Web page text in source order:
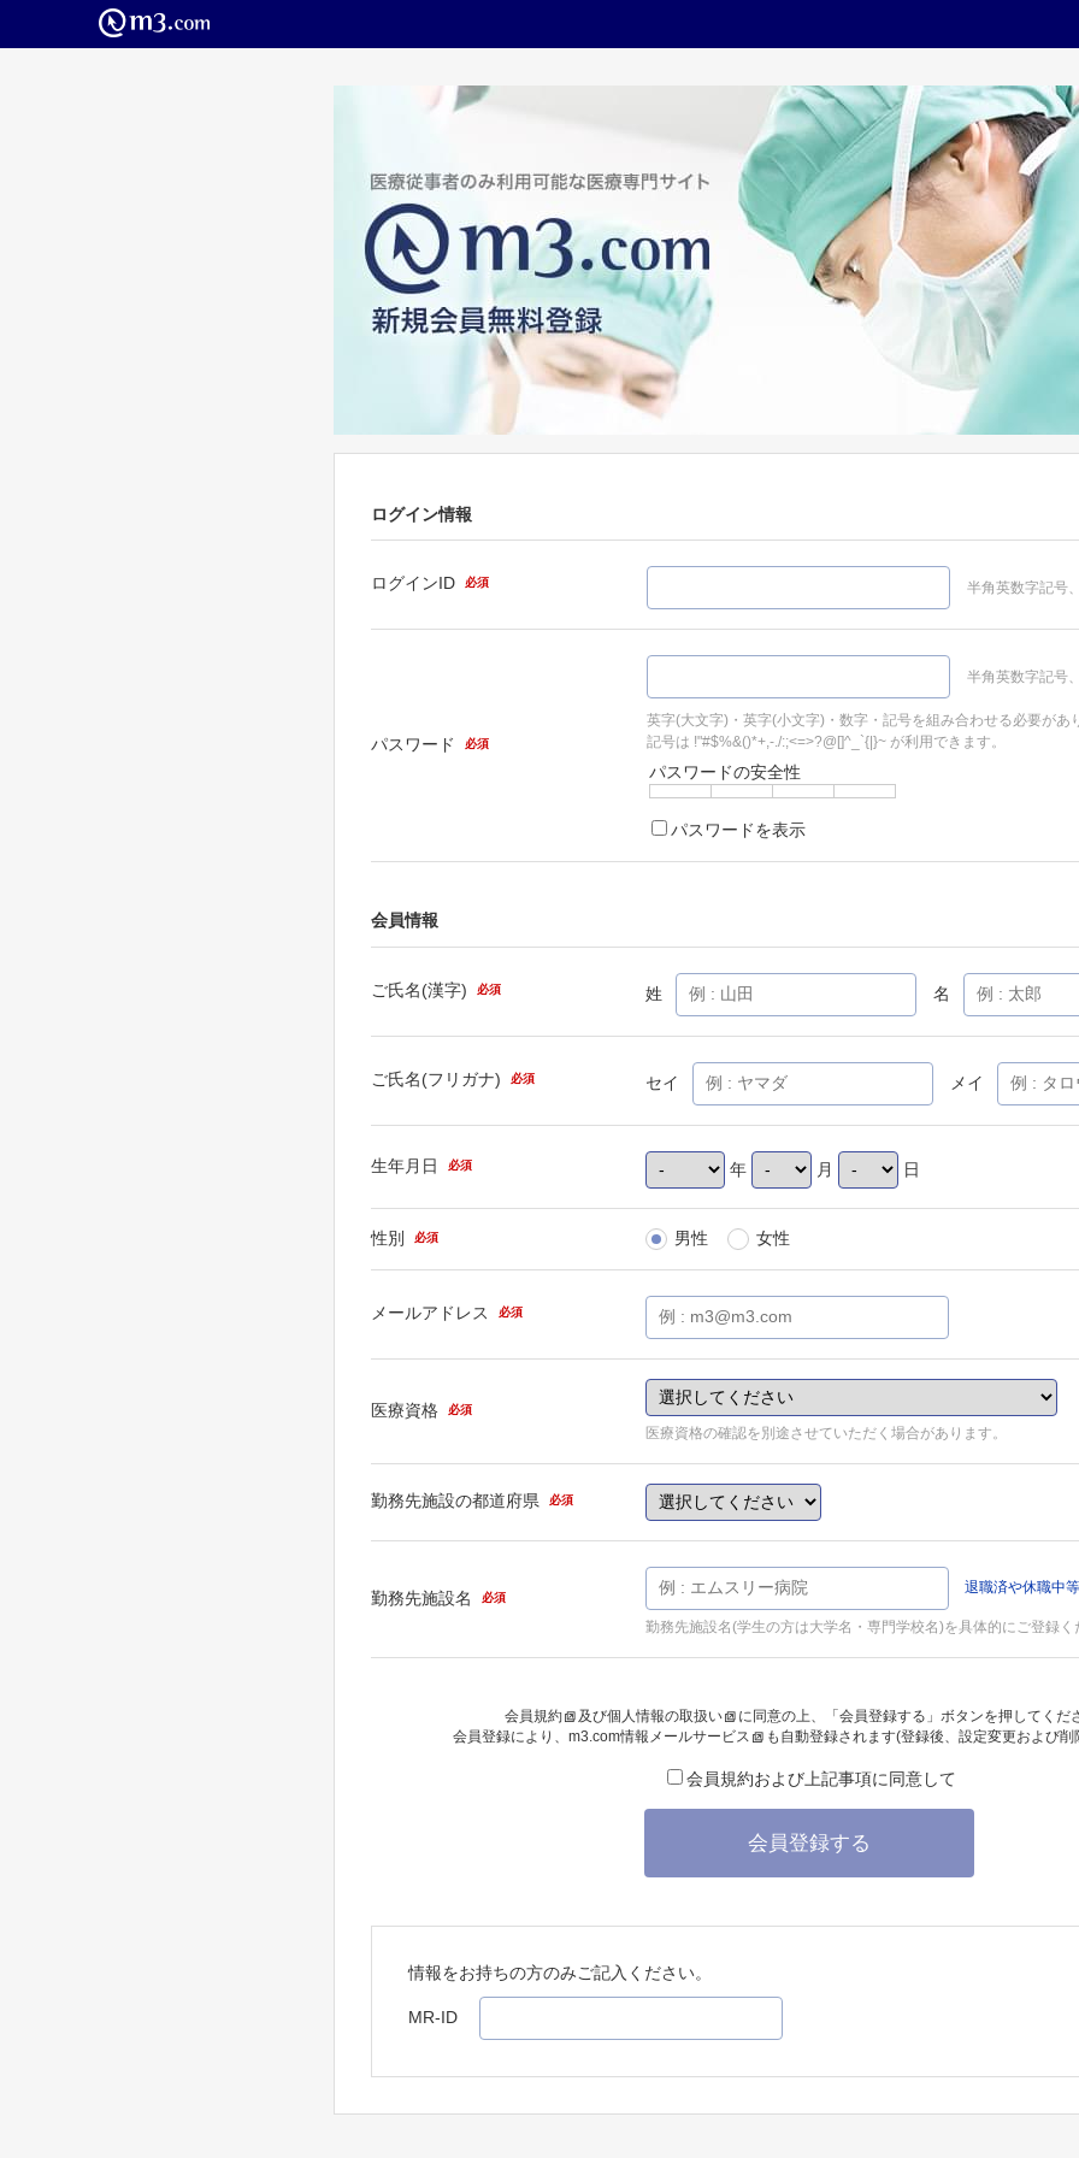
ログイン情報
ログインID 必須 半角英数字記号
パスワード 必須
半角英数字記号
英字(大文字)・英字(小文字)・数字・記号を組み合わせる必要があ
記号は !"#$%&()*+,-./:;<=>?@[]^_`{|}~ が利用できます。
パスワードの安全性
パスワードを表示
会員情報
ご氏名(漢字) 必須 姓 名
ご氏名(フリガナ) 必須 セイ メイ
生年月日 必須 年 月 日
性別 必須 男性 女性
メールアドレス 必須
医療資格 必須
医療資格の確認を別途させていただく場合があります。
勤務先施設の都道府県 必須
勤務先施設名 必須
退職済や休職中
勤務先施設名(学生の方は大学名・専門学校名)を具体的にご登録く
会員規約 及び個人情報の取扱い
に同意の上、「会員登録する」ボタンを押してくだ
会員登録により、 m3.com情報メールサービス も自動登録されます(登録後、設定変更および
会員規約および上記事項に同意して
会員登録する
情報をお持ちの方のみご記入ください。
MR-ID